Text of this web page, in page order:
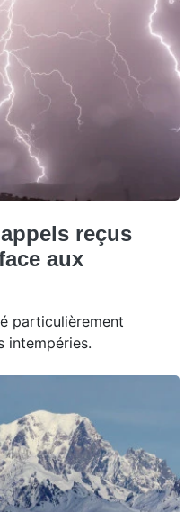
reçus
aux
particulièrement
intempéries.